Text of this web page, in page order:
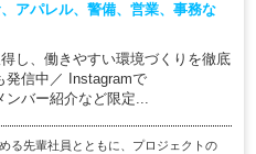
アパレル、警備、営業、事務な
し、働きやすい環境づくりを徹底
発信中／ Instagramで
ンバー紹介など限定...
る先輩社員とともに、プロジェクトの